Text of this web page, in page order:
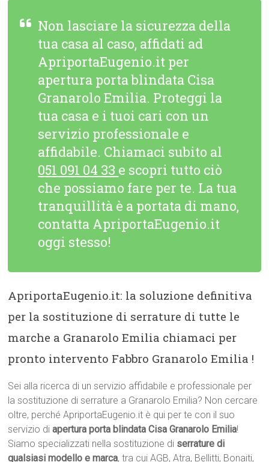
Non lasciare la sicurezza della
tua casa al caso, affidati ad
ApriportaEugenio.it per
apertura porta blindata Cisa
Granarolo Emilia. Proteggi la
tua casa e i tuoi cari con un
servizio professionale e
affidabile. Chiamaci subito al
051 091 04 33 e scopri tutto ciò
che possiamo fare per te. La tua
tranquillità è a portata di mano,
contatta ApriportaEugenio.it
oggi stesso!
ApriportaEugenio.it: la soluzione definitiva
per la sostituzione di serrature di tutte le
marche a Granarolo Emilia chiamaci per
pronto intervento Fabbro Granarolo Emilia !
Sei alla ricerca di un servizio affidabile e professionale per
la sostituzione di serrature a Granarolo Emilia? Non cercare
oltre, perché ApriportaEugenio.it è qui per te con il suo
servizio diapertura porta blindata Cisa Granarolo Emilia!
Siamo specializzati nella sostituzione di serrature di
qualsiasi modello e marca, tra cui AGB, Atra, Bellitti, Bonaiti,